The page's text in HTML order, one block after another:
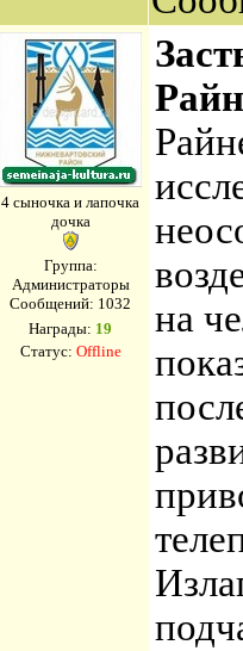
4 сыночка и лапочка
дочка
Группа:
Администраторы
Сообщений: 1032
Награды: 19
Статус: Offline
на